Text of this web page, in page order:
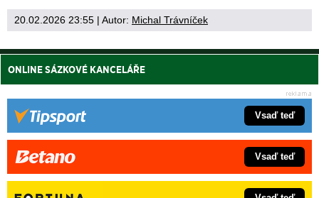
20.02.2026 23:55 | Autor: Michal Trávníček
ONLINE SÁZKOVÉ KANCELÁŘE
Vsaď teď
Vsaď teď